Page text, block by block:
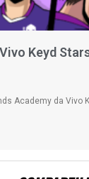
Keyd
Academy da Vivo